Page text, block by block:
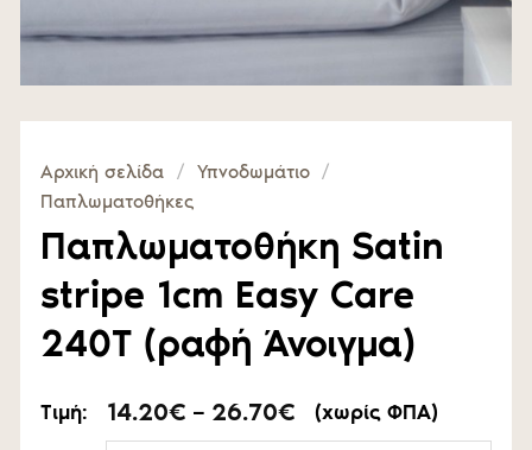
Αρχική σελίδα / Υπνοδωμάτιο /
Παπλωματοθήκες
Παπλωματοθήκη Satin
stripe 1cm Easy Care
240T (ραφή Άνοιγμα)
Τιμή: 14.20€ – 26.70€ Price
range:
(χωρίς ΦΠΑ)